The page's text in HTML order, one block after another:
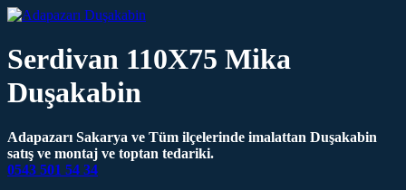
Serdivan 110X75 Mika
Duşakabin
Adapazarı Sakarya ve Tüm ilçelerinde imalattan Duşakabin
satış ve montaj ve toptan tedariki.
0543 501 54 34